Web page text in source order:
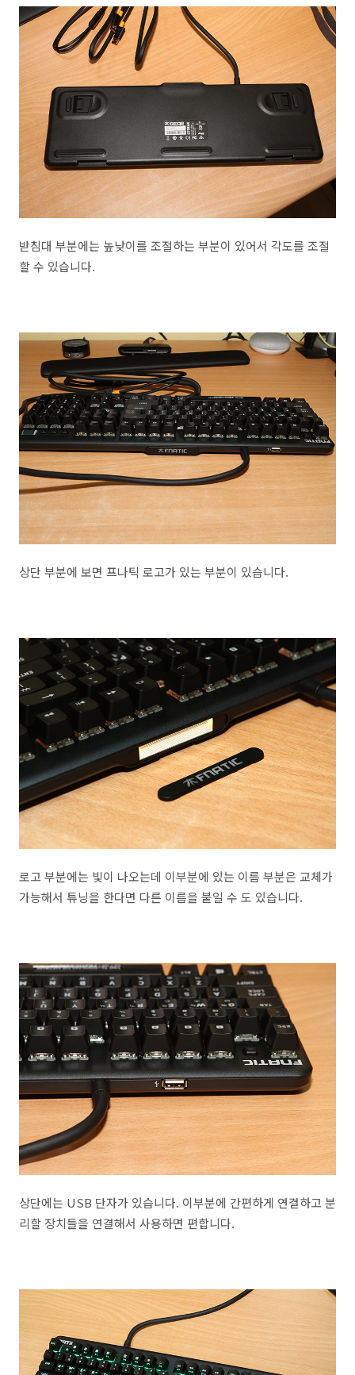
받침대 부분에는 높낮이를 조절하는 부분이 있어서 각도를 조절
할 수 있습니다.
상단 부분에 보면 프나틱 로고가 있는 부분이 있습니다.
로고 부분에는 빛이 나오는데 이부분에 있는 이름 부분은 교체가
가능해서 튜닝을 한다면 다른 이름을 붙일 수 도 있습니다.
상단에는 USB 단자가 있습니다. 이부분에 간편하게 연결하고 분
리할 장치들을 연결해서 사용하면 편합니다.